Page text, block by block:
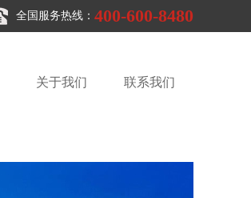
全国服务热线： 400-600-8480
关于我们 联系我们